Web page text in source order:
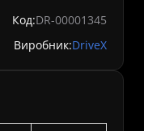
Код:DR-00001345
Виробник:DriveX